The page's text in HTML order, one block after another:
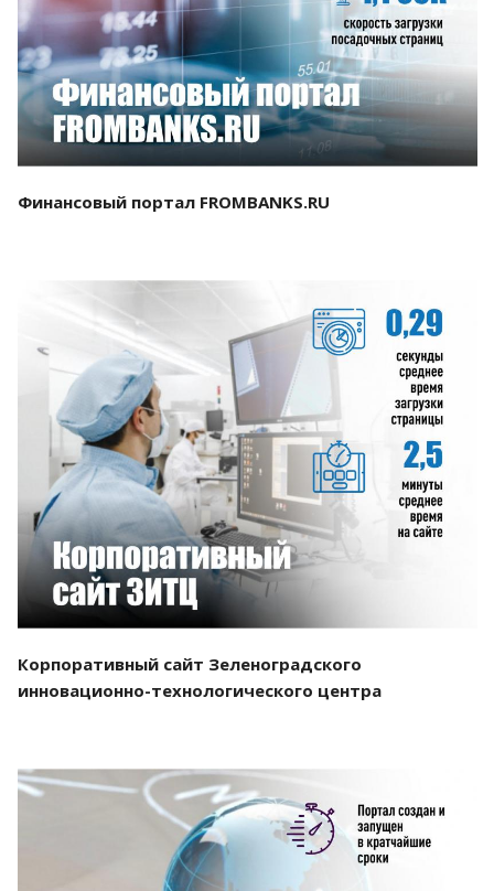
Смотреть проект
Финансовый портал FROMBANKS.RU
Смотреть проект
Корпоративный сайт Зеленоградского
инновационно-технологического центра